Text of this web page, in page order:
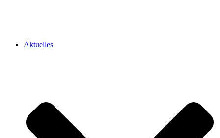
Aktuelles